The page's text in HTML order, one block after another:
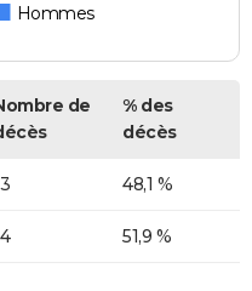
Hommes
de
% des
décès
48,1 %
51,9 %